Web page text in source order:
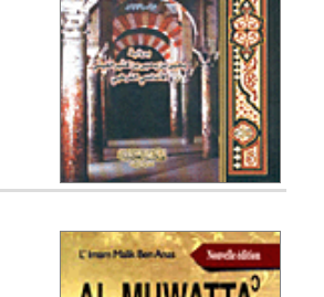
وفرات
انشر
كتابك
تواصل
معنا